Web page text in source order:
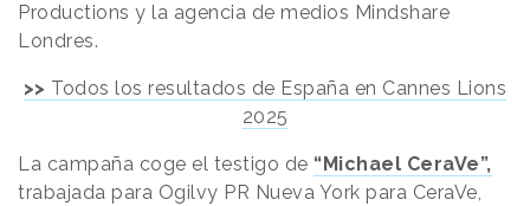
Productions y la agencia de medios Mindshare
Londres.
>> Todos los resultados de España en Cannes Lions
2025
La campaña coge el testigo de “Michael CeraVe”,
trabajada para Ogilvy PR Nueva York para CeraVe,